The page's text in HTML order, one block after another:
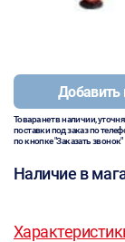
Добавить
Товара нет в наличии,
поставки под заказ по
по кнопке "Заказать звонок"
Наличие в